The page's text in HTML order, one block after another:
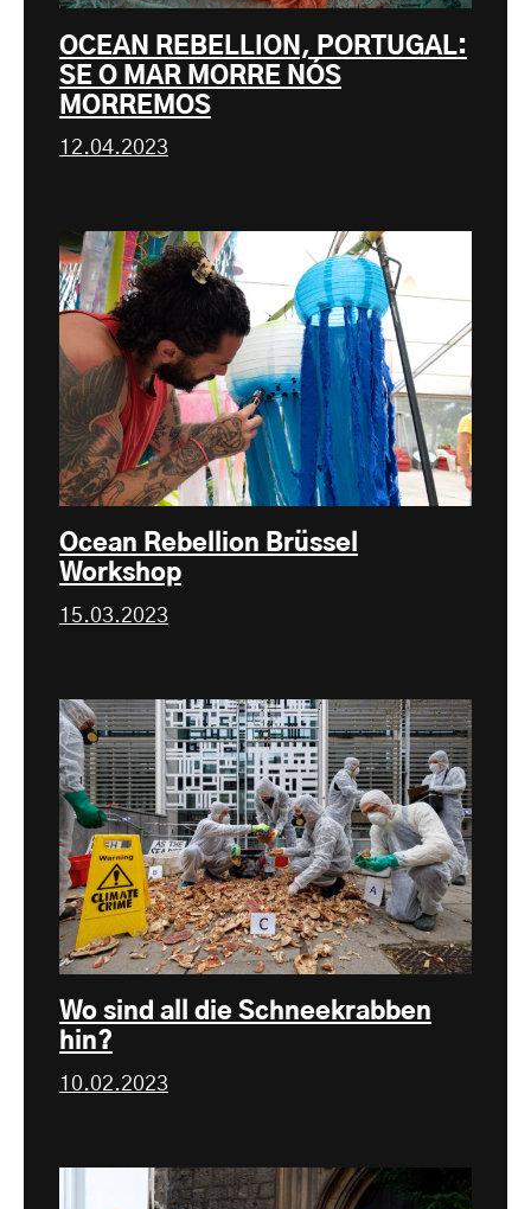
OCEAN REBELLION, PORTUGAL:
SE O MAR MORRE NÓS
MORREMOS
12.04.2023
Ocean Rebellion Brüssel
Workshop
15.03.2023
Wo sind all die Schneekrabben
hin?
10.02.2023